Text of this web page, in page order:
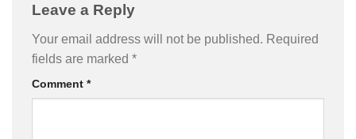
Leave a Reply
Your email address will not be published. Required
fields are marked *
Comment *